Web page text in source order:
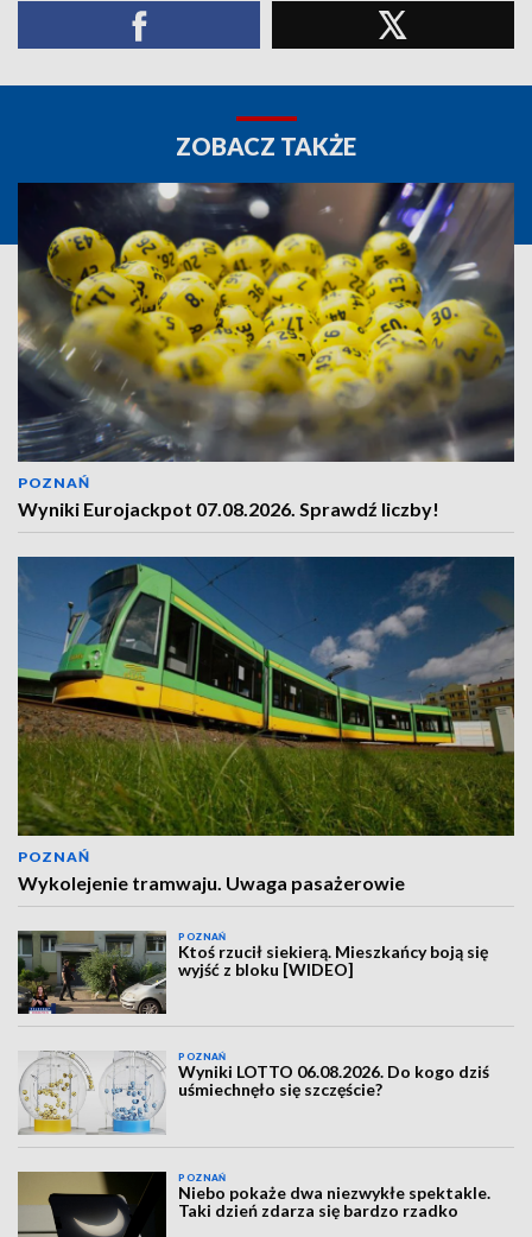
ZOBACZ TAKŻE
POZNAŃ
Wyniki Eurojackpot 07.08.2026. Sprawdź liczby!
POZNAŃ
Wykolejenie tramwaju. Uwaga pasażerowie
POZNAŃ
Ktoś rzucił siekierą. Mieszkańcy boją się
wyjść z bloku [WIDEO]
POZNAŃ
Wyniki LOTTO 06.08.2026. Do kogo dziś
uśmiechnęło się szczęście?
POZNAŃ
Niebo pokaże dwa niezwykłe spektakle.
Taki dzień zdarza się bardzo rzadko